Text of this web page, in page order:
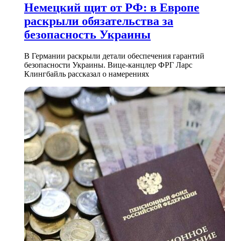
Немецкий щит от РФ: в Европе
раскрыли обязательства за
безопасность Украины
В Германии раскрыли детали обеспечения гарантий
безопасности Украины. Вице-канцлер ФРГ Ларс
Клингбайль рассказал о намерениях